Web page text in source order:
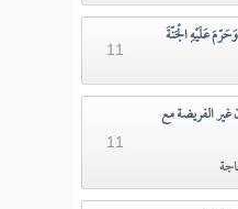
عَلَيْهِ الْجَنّةَ
11
غير الفريضة مع
11